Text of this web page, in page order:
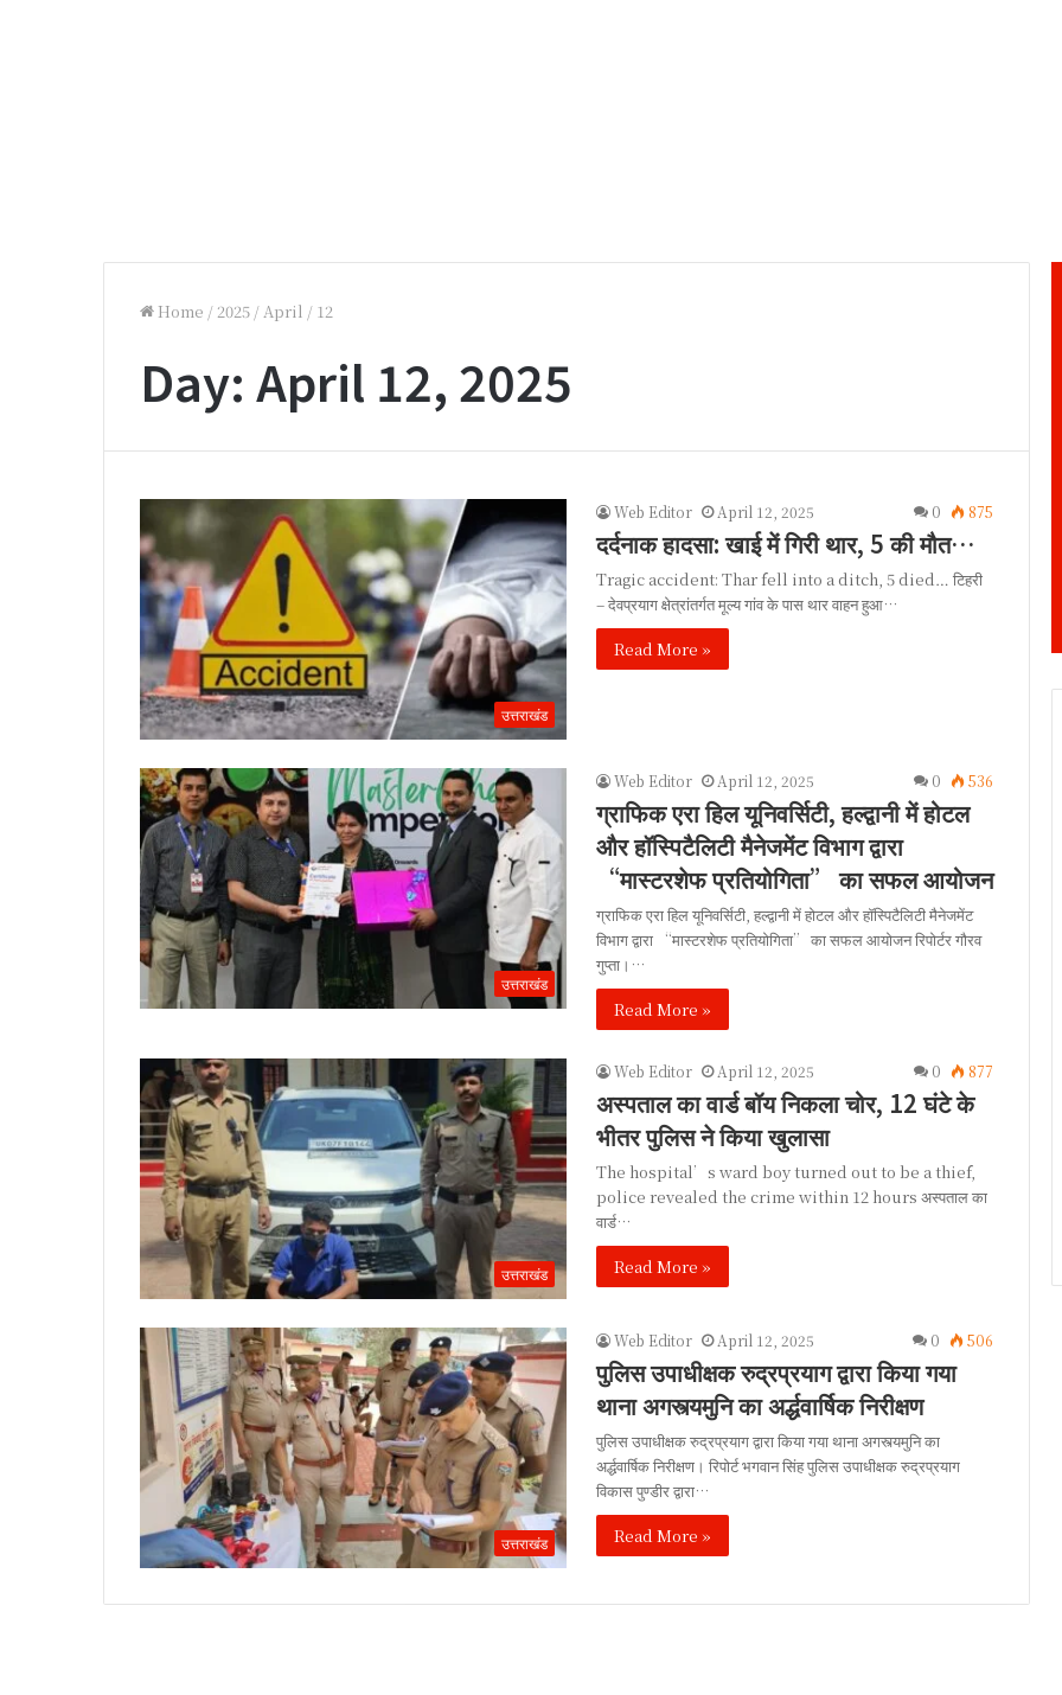
Home /2025 /April / 12
Day: April 12, 2025
उत्तराखंड
Web Editor April 12, 2025 0 875
दर्दनाक हादसा: खाई में गिरी थार, 5 की मौत…
Tragic accident: Thar fell into a ditch, 5 died… टिहरी
– देवप्रयाग क्षेत्रांतर्गत मूल्य गांव के पास थार वाहन हुआ…
Read More »
उत्तराखंड
Web Editor April 12, 2025 0 536
ग्राफिक एरा हिल यूनिवर्सिटी, हल्द्वानी में होटल
और हॉस्पिटैलिटी मैनेजमेंट विभाग द्वारा
“मास्टरशेफ प्रतियोगिता” का सफल आयोजन
ग्राफिक एरा हिल यूनिवर्सिटी, हल्द्वानी में होटल और हॉस्पिटैलिटी मैनेजमेंट
विभाग द्वारा “मास्टरशेफ प्रतियोगिता” का सफल आयोजन रिपोर्टर गौरव
गुप्ता।…
Read More »
उत्तराखंड
Web Editor April 12, 2025 0 877
अस्पताल का वार्ड बॉय निकला चोर, 12 घंटे के
भीतर पुलिस ने किया खुलासा
The hospital’s ward boy turned out to be a thief,
police revealed the crime within 12 hours अस्पताल का
वार्ड…
Read More »
उत्तराखंड
Web Editor April 12, 2025 0 506
पुलिस उपाधीक्षक रुद्रप्रयाग द्वारा किया गया
थाना अगस्त्यमुनि का अर्द्धवार्षिक निरीक्षण
पुलिस उपाधीक्षक रुद्रप्रयाग द्वारा किया गया थाना अगस्त्यमुनि का
अर्द्धवार्षिक निरीक्षण। रिपोर्ट भगवान सिंह पुलिस उपाधीक्षक रुद्रप्रयाग
विकास पुण्डीर द्वारा…
Read More »